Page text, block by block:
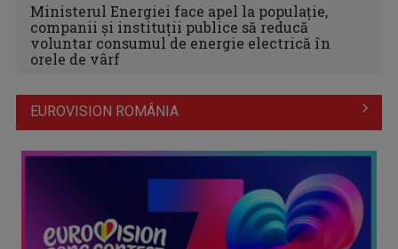
Ministerul Energiei face apel la populație,
companii și instituții publice să reducă
voluntar consumul de energie electrică în
orele de vârf
EUROVISION ROMÂNIA